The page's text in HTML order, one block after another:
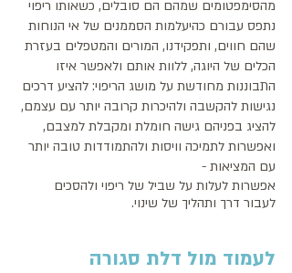
מהסימפטומים שמהם הם סובלים, כשאותו ריפוי
נתפס עבורם כהיעלמות הסממנים של אי הנוחות
שהם חווים, ותפקידנו, המורים והמטפלים בעזרת
הכלים של היוגה, ללוות אותם ולאפשר איזו
התבוננות מחודשת על מושג הריפוי: להציע דרכים
נגישות להקשבה ולהיכרות קרובה יותר עם עצמם,
להציג בפניהם גישה חומלת ומקבלת למצבם,
ואפשרות לתמיכה וויסות ולהתמודדות טובה יותר
עם המציאות -
אפשרות לעלות על שביל של ריפוי ולהסכים
לעבור דרך ותהליך של שינוי.
לעמוד מול דלת סגורה